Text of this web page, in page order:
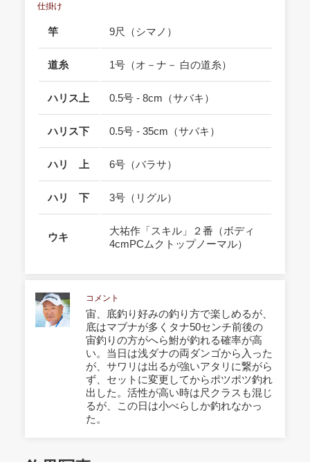
仕掛け
竿 9尺（シマノ）
道糸 1号（オ－ナ－ 白の道糸）
ハリス上 0.5号 - 8cm（サバキ）
ハリス下 0.5号 - 35cm（サバキ）
ハリ 上 6号（バラサ）
ハリ 下 3号（リグル）
ウキ
大祐作「スキル」２番（ボディ
4cmPCムクトップノーマル）
コメント
宙、底釣り好みの釣り方で楽しめるが、
底はマブナが多くタナ50センチ前後の
宙釣りの方がへら鮒が釣れる確率が高
い。当日は浅ダナの両ダンゴから入った
が、サワリは出るが強いアタリに繋がら
ず、セットに変更してからポツポツ釣れ
出した。活性が高い時は尺クラスも混じ
るが、この日は小べらしか釣れなかっ
た。